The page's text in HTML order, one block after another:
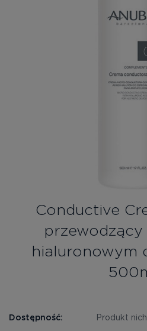
Conductive
przewodzący
hialuronowym
Dostępność: Produkt